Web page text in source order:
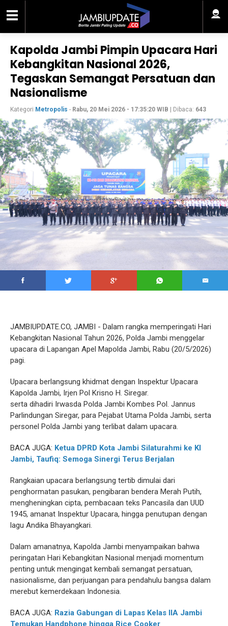
Kapolda Jambi Pimpin Upacara Hari
Kebangkitan Nasional 2026,
Tegaskan Semangat Persatuan dan
Nasionalisme
Kategori Metropolis - Rabu, 20 Mei 2026 - 17:35:20 WIB | Dibaca: 643
JAMBIUPDATE.CO, JAMBI - Dalam rangka memperingati Hari
Kebangkitan Nasional Tahun 2026, Polda Jambi menggelar
upacara di Lapangan Apel Mapolda Jambi, Rabu (20/5/2026)
pagi.
Upacara berlangsung khidmat dengan Inspektur Upacara
Kapolda Jambi, Irjen Pol Krisno H. Siregar.
serta dihadiri Irwasda Polda Jambi Kombes Pol. Jannus
Parlindungan Siregar, para Pejabat Utama Polda Jambi, serta
personel Polda Jambi yang terlibat dalam upacara.
BACA JUGA: Ketua DPRD Kota Jambi Silaturahmi ke KI
Jambi, Taufiq: Semoga Sinergi Terus Berjalan
Rangkaian upacara berlangsung tertib dimulai dari
penghormatan pasukan, pengibaran bendera Merah Putih,
mengheningkan cipta, pembacaan teks Pancasila dan UUD
1945, amanat Inspektur Upacara, hingga penutupan dengan
lagu Andika Bhayangkari.
Dalam amanatnya, Kapolda Jambi menyampaikan bahwa
peringatan Hari Kebangkitan Nasional menjadi momentum
penting untuk mengingat kembali semangat persatuan,
nasionalisme, dan perjuangan para pendahulu bangsa dalam
merebut kemerdekaan Indonesia.
BACA JUGA: Razia Gabungan di Lapas Kelas IIA Jambi